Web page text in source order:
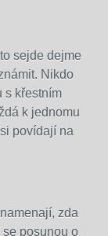
sejde dejme
Nikdo
s křestním
k jednomu
povídají na
zda
se posunou o